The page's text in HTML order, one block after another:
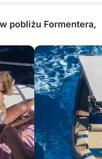
pobliżu Formentera,